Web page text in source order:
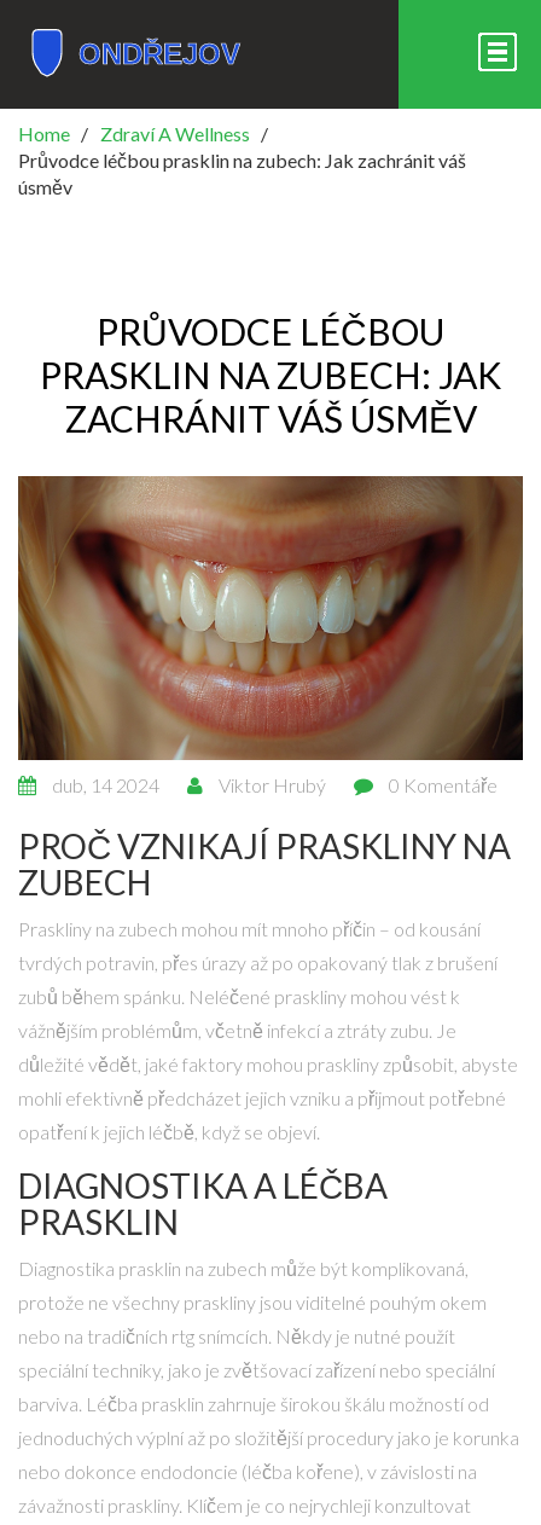
Home
Zdraví A Wellness
Průvodce léčbou prasklin na zubech: Jak zachránit váš
úsměv
PRŮVODCE LÉČBOU
PRASKLIN NA ZUBECH: JAK
ZACHRÁNIT VÁŠ ÚSMĚV
dub, 14 2024 Viktor Hrubý 0 Komentáře
PROČ VZNIKAJÍ PRASKLINY NA
ZUBECH
Praskliny na zubech mohou mít mnoho příčin – od kousání
tvrdých potravin, přes úrazy až po opakovaný tlak z brušení
zubů během spánku. Neléčené praskliny mohou vést k
vážnějším problémům, včetně infekcí a ztráty zubu. Je
důležité vědět, jaké faktory mohou praskliny způsobit, abyste
mohli efektivně předcházet jejich vzniku a přijmout potřebné
opatření k jejich léčbě, když se objeví.
DIAGNOSTIKA A LÉČBA
PRASKLIN
Diagnostika prasklin na zubech může být komplikovaná,
protože ne všechny praskliny jsou viditelné pouhým okem
nebo na tradičních rtg snímcích. Někdy je nutné použít
speciální techniky, jako je zvětšovací zařízení nebo speciální
barviva. Léčba prasklin zahrnuje širokou škálu možností od
jednoduchých výplní až po složitější procedury jako je korunka
nebo dokonce endodoncie (léčba kořene), v závislosti na
závažnosti praskliny. Klíčem je co nejrychleji konzultovat